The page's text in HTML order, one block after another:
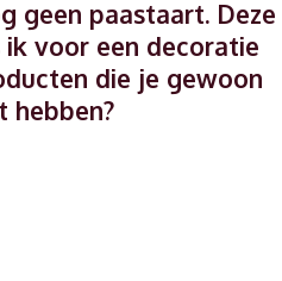
geen paastaart. Deze
voor een decoratie
die je gewoon
hebben?